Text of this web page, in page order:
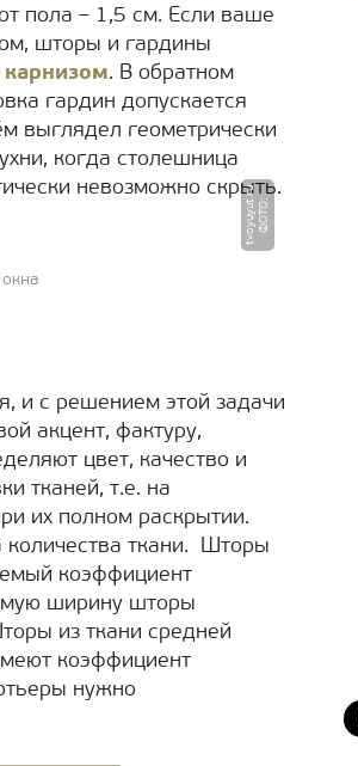
пола – 1,5 см. Если ваше
шторы и гардины
. В обратном
гардин допускается
выглядел геометрически
когда столешница
невозможно скрыть.
Ф
О
Т
О
:
t
v
o
y
u
y
u
t.
r
u
и с решением этой задачи
акцент, фактуру,
цвет, качество и
тканей, т.е. на
их полном раскрытии.
ткани. Шторы
коэффициент
ширину шторы
из ткани средней
коэффициент
нужно